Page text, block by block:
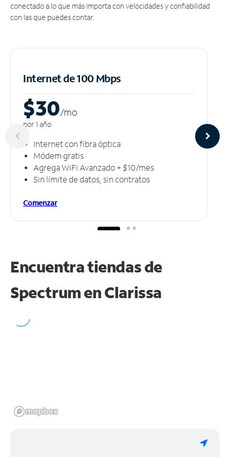
conectado a lo que más importa con velocidades y confiabilidad
con las que puedes contar.
Internet de 100 Mbps
$30/mo
por 1 año
Internet con fibra óptica
Módem gratis
Agrega WiFi Avanzado + $10/mes
Sin límite de datos, sin contratos
Comenzar
Encuentra tiendas de
Spectrum enClarissa